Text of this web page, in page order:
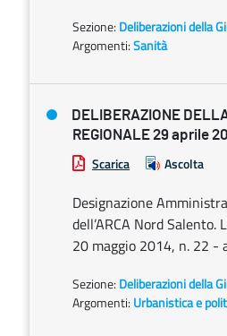
Sezione: Deliberazioni della
Argomenti:Sanità
DELIBERAZIONE
REGIONALE 29 aprile
Scarica Ascolta
Designazione
dell’ARCA Nord Salento.
20 maggio 2014, n. 22 -
Sezione: Deliberazioni della
Argomenti: Urbanistica e